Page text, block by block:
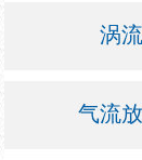
涡
气流